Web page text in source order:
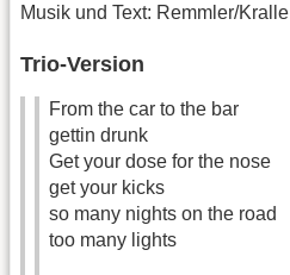
Musik und Text: Remmler/Kralle
Trio-Version
From the car to the bar
gettin drunk
Get your dose for the nose
get your kicks
so many nights on the road
too many lights